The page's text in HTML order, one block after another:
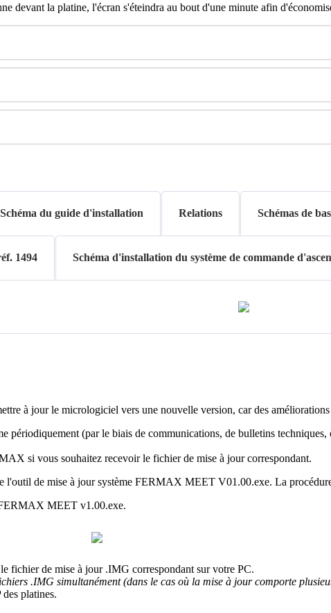
devant la platine, l'écran s'éteindra au bout d'une minute afin d'é
Schéma du guide d'installation Relations Schémas de
1494 Schéma d'installation du système de commande
à jour le micrologiciel vers une nouvelle version, car des améliorations
périodiquement (par le biais de communications, de bulletins techniques,
si vous souhaitez recevoir le fichier de mise à jour correspondant.
l'outil de mise à jour système FERMAX MEET V01 .00.exe. La procé
MEET v1 .00.exe.
le fichier de mise à jour .IMG correspondant sur votre PC.
.IMG simultanément (dans le cas où la mise à jour comporte
des platines.